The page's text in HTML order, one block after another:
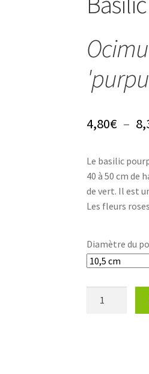
4,80€ –
Le basilic
40 à 50 cm de
de vert. Il est
Les fleurs
Diamètre du